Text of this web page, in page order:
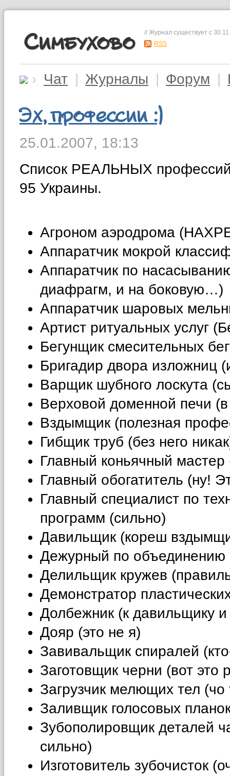
Симбухово
// Журнал существует с
RSS
› Чат | Журналы | Форум |
Эх, профессии :)
25.01.2007, 18:13
Список РЕАЛЬНЫХ
95 Украины.
Агроном аэродрома
Аппаратчик мокрой
Аппаратчик по
диафрагм, и на боковую…)
Аппаратчик шаровых
Артист ритуальных услуг
Бегунщик смесительных
Бригадир двора изложниц
Варщик шубного лоскута
Верховой доменной печи
Вздымщик (полезная
Гибщик труб (без него
Главный коньячный
Главный обогатитель (ну!
Главный специалист по
программ (сильно)
Давильщик (кореш
Дежурный по
Делильщик кружев
Демонстратор
Долбежник (к давильщику
Дояр (это не я)
Завивальщик спиралей
Заготовщик черни (вот
Загрузчик мелющих тел
Заливщик голосовых
Зубополировщик деталей
сильно)
Изготовитель зубочисток